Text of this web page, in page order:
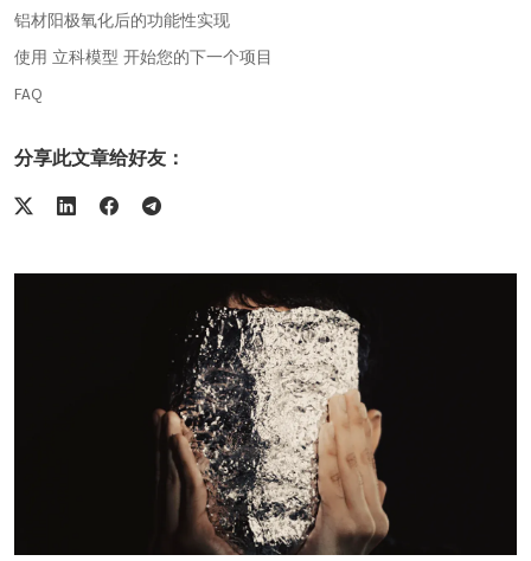
铝材阳极氧化后的功能性实现
使用 立科模型 开始您的下一个项目
FAQ
分享此文章给好友：